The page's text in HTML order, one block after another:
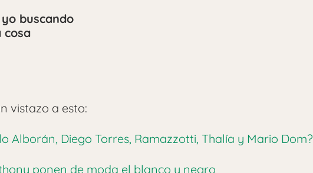
buscando
cosa
vistazo a esto:
Alborán, Diego Torres, Ramazzotti, Thalía y Mario Dom?
ponen de moda el blanco y negro